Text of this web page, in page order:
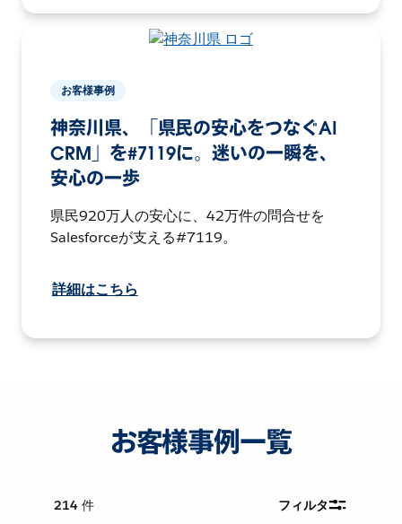
お客様事例
神奈川県、「県民の安心をつなぐAI
CRM」を#7119に。迷いの一瞬を、
安心の一歩
県民920万人の安心に、42万件の問合せを
Salesforceが支える#7119。
詳細はこちら
お客様事例一覧
214 件 フィルタ